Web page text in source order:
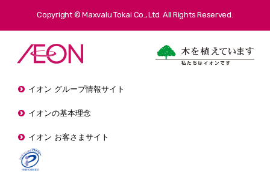
Copyright © Maxvalu Tokai Co., Ltd. All Rights Reserved.
イオン グループ情報サイト
イオンの基本理念
イオン お客さまサイト